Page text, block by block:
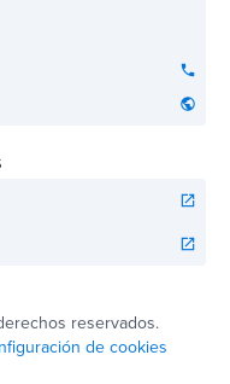
phone
public
open_in_new
open_in_new
reservados.
de cookies